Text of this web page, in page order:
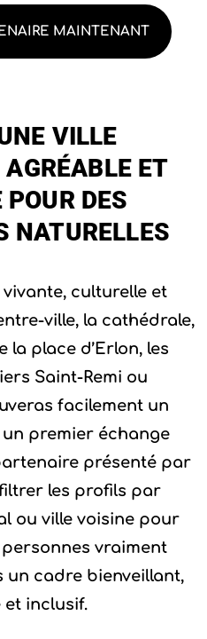
MAINTENANT
VILLE
ET
DES
NATURELLES
vivante, culturelle et
ville, la cathédrale,
la place d’Erlon, les
Saint-Remi ou
facilement un
premier échange
présenté par
filtrer les profils par
ou ville voisine pour
vraiment
un cadre bienveillant,
et inclusif.